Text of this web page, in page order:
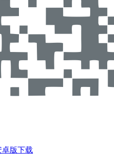
卓版下载